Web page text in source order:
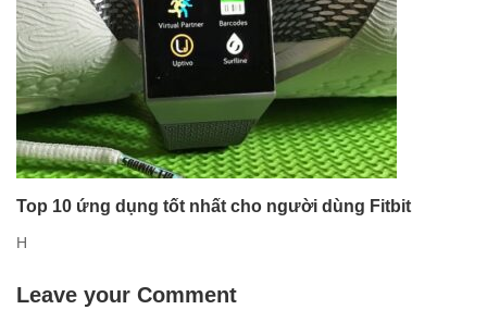
Top 10 ứng dụng tốt nhất cho người dùng Fitbit
H
Leave your Comment